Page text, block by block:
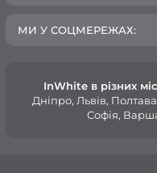
МИ У СОЦМЕРЕЖАХ:
InWhite в різних
Дніпро, Львів,
Софія,